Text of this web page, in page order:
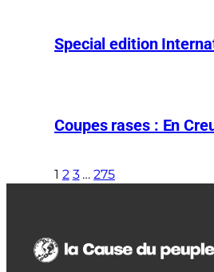
Special edition
Coupes rases : En
1 2 3 … 275